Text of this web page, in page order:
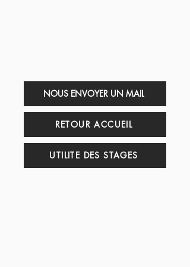
NOUS ENVOYER UN MAIL
RETOUR ACCUEIL
UTILITE DES STAGES